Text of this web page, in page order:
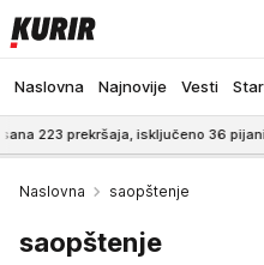
Naslovna Najnovije Vesti
prekršaja, isključeno 36 pijanih
Naslovna saopštenje
saopštenje